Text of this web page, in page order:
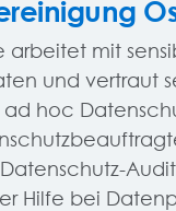
arbeitet mit
und vertraut
hoc
Hilfe bei